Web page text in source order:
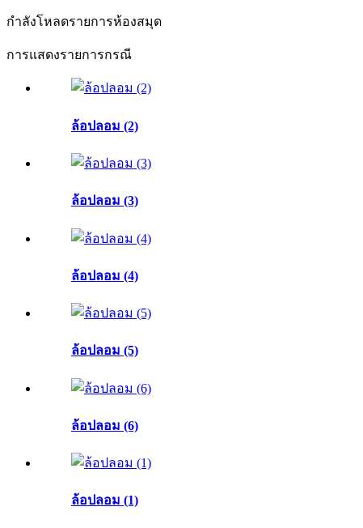
กำลังโหลดรายการห้องสมุด
การแสดงรายการกรณี
ล้อปลอม (2)
ล้อปลอม (3)
ล้อปลอม (4)
ล้อปลอม (5)
ล้อปลอม (6)
ล้อปลอม (1)